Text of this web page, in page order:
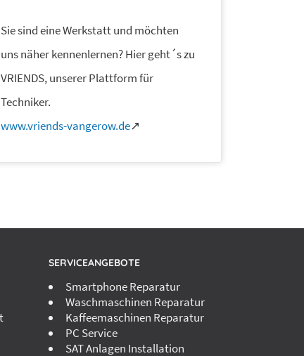
Sie sind eine Werkstatt und möchten
uns näher kennenlernen? Hier geht´s zu
VRIENDS, unserer Plattform für
Techniker.
www.vriends-vangerow.de↗
SERVICEANGEBOTE
Smartphone Reparatur
Waschmaschinen Reparatur
Kaffeemaschinen Reparatur
PC Service
SAT Anlagen Installation